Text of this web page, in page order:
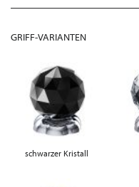
GRIFF-VARIANTEN
schwarzer Kristall